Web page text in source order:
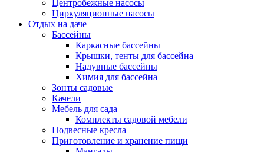
Центробежные насосы
Циркуляционные насосы
Отдых на даче
Бассейны
Каркасные бассейны
Крышки, тенты для бассейна
Надувные бассейны
Химия для бассейна
Зонты садовые
Качели
Мебель для сада
Комплекты садовой мебели
Подвесные кресла
Приготовление и хранение пищи